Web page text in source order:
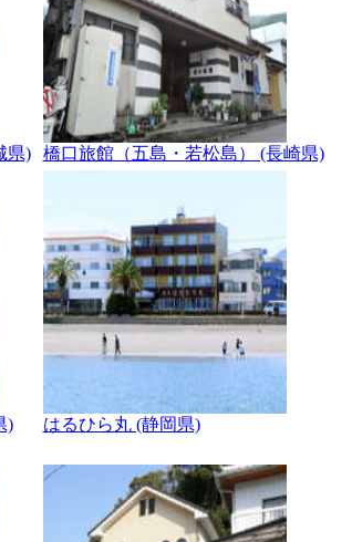
県) 橋口旅館（五島・若松島） (長崎県)
) はるひら丸 (静岡県)